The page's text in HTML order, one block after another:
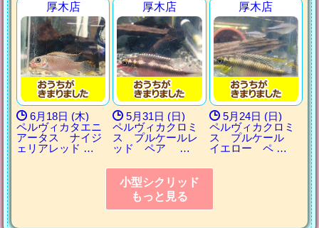
厚木店
6月18日 (木)
ペルヴィカタエニ
アータス ナイジ
ェリアレッド …
厚木店
5月31日 (日)
ペルヴィカクロミ
ス プルケールレ
ッド ペア …
厚木店
5月24日 (日)
ペルヴィカクロミ
ス プルケール
イエロー ペ …
小型シクリッド
もっと見る